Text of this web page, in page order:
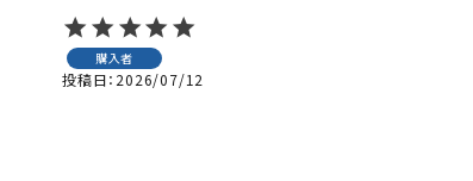
購入者
投稿日 2026/07/12